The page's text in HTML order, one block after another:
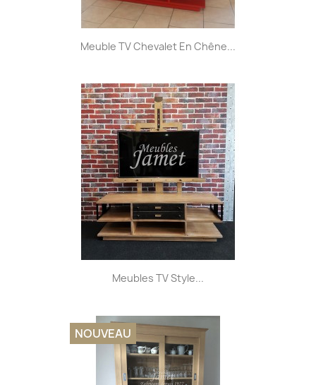
Meuble TV Chevalet En Chêne...
Meubles TV Style...
NOUVEAU